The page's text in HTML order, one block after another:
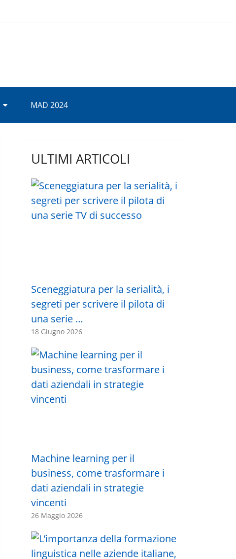
MAD 2024
ULTIMI ARTICOLI
Sceneggiatura per la serialità, i
segreti per scrivere il pilota di
una serie …
18 Giugno 2026
Machine learning per il
business, come trasformare i
dati aziendali in strategie
vincenti
26 Maggio 2026